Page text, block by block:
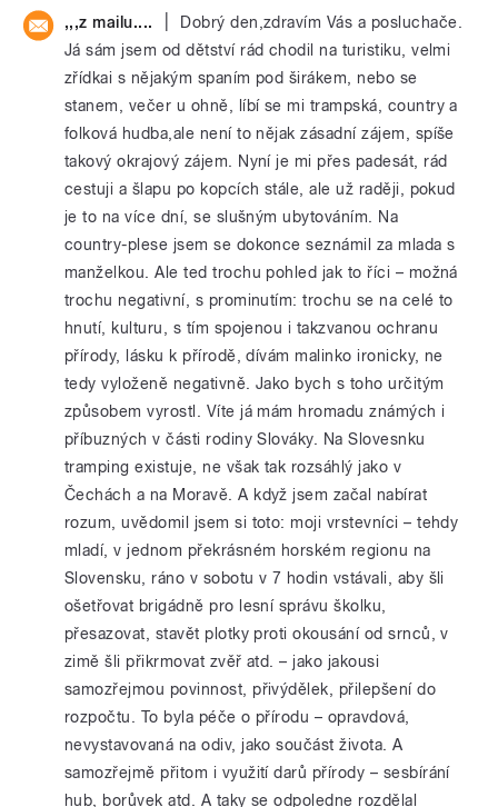
,,,z mailu....
Dobrý den,zdravím Vás a posluchače.
Já sám jsem od dětství rád chodil na turistiku, velmi
zřídkai s nějakým spaním pod širákem, nebo se
stanem, večer u ohně, líbí se mi trampská, country a
folková hudba,ale není to nějak zásadní zájem, spíše
takový okrajový zájem. Nyní je mi přes padesát, rád
cestuji a šlapu po kopcích stále, ale už raději, pokud
je to na více dní, se slušným ubytováním. Na
country-plese jsem se dokonce seznámil za mlada s
manželkou. Ale ted trochu pohled jak to říci – možná
trochu negativní, s prominutím: trochu se na celé to
hnutí, kulturu, s tím spojenou i takzvanou ochranu
přírody, lásku k přírodě, dívám malinko ironicky, ne
tedy vyloženě negativně. Jako bych s toho určitým
způsobem vyrostl. Víte já mám hromadu známých i
příbuzných v části rodiny Slováky. Na Slovesnku
tramping existuje, ne však tak rozsáhlý jako v
Čechách a na Moravě. A když jsem začal nabírat
rozum, uvědomil jsem si toto: moji vrstevníci – tehdy
mladí, v jednom překrásném horském regionu na
Slovensku, ráno v sobotu v 7 hodin vstávali, aby šli
ošetřovat brigádně pro lesní správu školku,
přesazovat, stavět plotky proti okousání od srnců, v
zimě šli přikrmovat zvěř atd. – jako jakousi
samozřejmou povinnost, přivýdělek, přilepšení do
rozpočtu. To byla péče o přírodu – opravdová,
nevystavovaná na odiv, jako součást života. A
samozřejmě přitom i využití darů přírody – sesbírání
hub, borůvek atd. A taky se odpoledne rozdělal